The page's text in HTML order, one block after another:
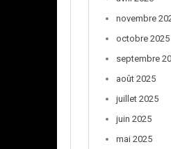
novembre
octobre 2025
septembre
août 2025
juillet 2025
juin 2025
mai 2025